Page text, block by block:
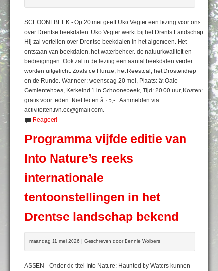
SCHOONEBEEK - Op 20 mei geeft Uko Vegter een lezing voor ons
over Drentse beekdalen. Uko Vegter werkt bij het Drents Landschap
Hij zal vertellen over Drentse beekdalen in het algemeen. Het
ontstaan van beekdalen, het waterbeheer, de natuurkwaliteit en
bedreigingen. Ook zal in de lezing een aantal beekdalen verder
worden uitgelicht. Zoals de Hunze, het Reestdal, het Drostendiep
en de Runde. Wanneer: woensdag 20 mei, Plaats: ât Oale
Gemientehoes, Kerkeind 1 in Schoonebeek, Tijd: 20.00 uur, Kosten:
gratis voor leden. Niet leden â¬ 5,- . Aanmelden via
activiteiten.ivn.ec@gmail.com.
Reageer!
Programma vijfde editie van
Into Nature’s reeks
internationale
tentoonstellingen in het
Drentse landschap bekend
maandag 11 mei 2026 | Geschreven door Bennie Wolbers
ASSEN - Onder de titel Into Nature: Haunted by Waters kunnen